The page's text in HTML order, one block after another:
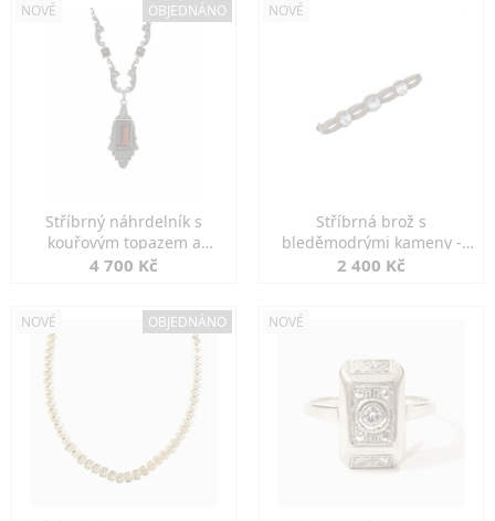
NOVÉ OBJEDNÁNO
Stříbrný náhrdelník s
kouřovým topazem a
markazity
4 700 Kč
NOVÉ
Stříbrná brož s
bleděmodrými kameny -
jemná elegance
2 400 Kč
NOVÉ OBJEDNÁNO NOVÉ